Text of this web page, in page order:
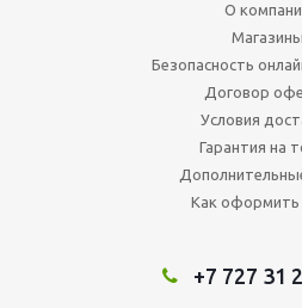
О
Магазины
Безопасность
Договор
Условия
Гарантия на
Как оформить
+7 727 31